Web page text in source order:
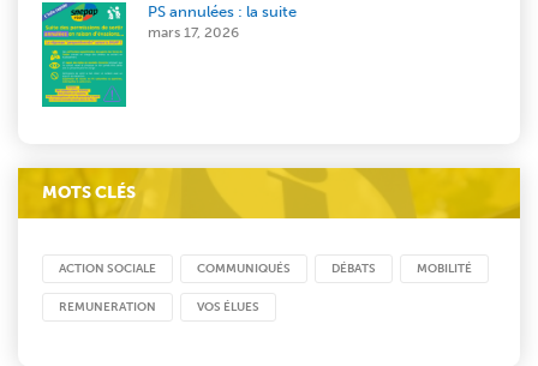
PS annulées : la suite
mars 17, 2026
MOTS CLÉS
ACTION SOCIALE COMMUNIQUÉS DÉBATS MOBILITÉ
REMUNERATION VOS ÉLUES